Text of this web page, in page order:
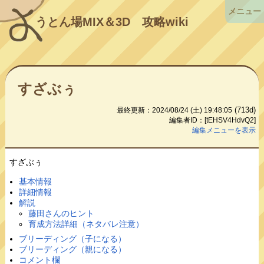
うとん場MIX＆3D攻略wiki
すざぶぅ
最終更新：2024/08/24 (土) 19:48:05 (713d)
編集者ID：[tEHSV4HdvQ2]
編集メニューを表示
すざぶぅ
基本情報
詳細情報
解説
藤田さんのヒント
育成方法詳細（ネタバレ注意）
ブリーディング（子になる）
ブリーディング（親になる）
コメント欄
メニュー